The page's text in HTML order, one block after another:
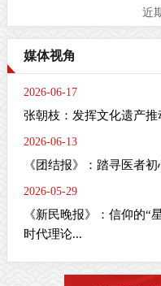
近
媒体视角
2026-06-17
张朝枝：发挥文化遗产
2026-06-13
《团结报》：踏寻医者
2026-05-29
《新民晚报》：信仰的
时代理论...